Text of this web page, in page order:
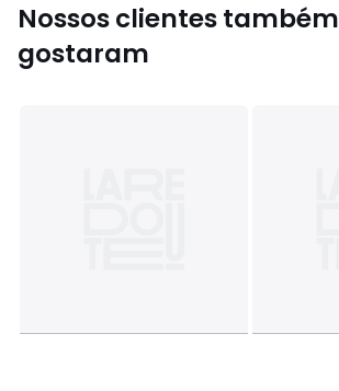
Nossos clientes também
gostaram